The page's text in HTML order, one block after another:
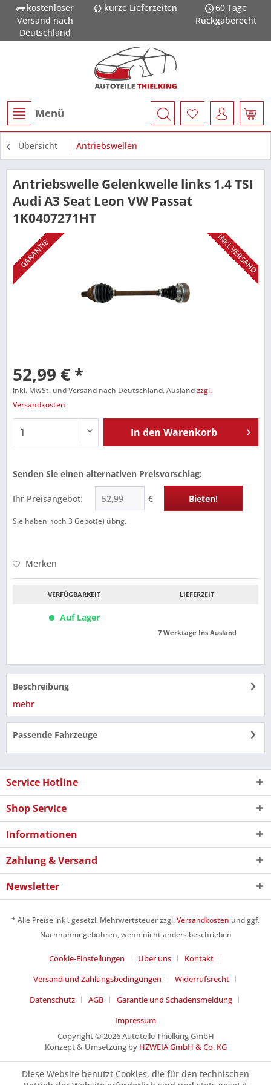
kostenloser
Versand nach
Deutschland
kurze Lieferzeiten
60 Tage
Rückgaberecht
Menü
Übersicht Antriebswellen
Antriebswelle Gelenkwelle links 1.4 TSI
Audi A3 Seat Leon VW Passat
1K0407271HT
GARANTIE INKL VERSAND
52,99 € *
inkl. MwSt. und Versand nach Deutschland. Auslandzzgl.
Versandkosten
In den Warenkorb
Senden Sie einen alternativen Preisvorschlag:
Ihr Preisangebot: € Bieten!
Sie haben noch 3Gebot(e) übrig.
Merken
VERFÜGBARKEIT
Auf Lager
LIEFERZEIT
7 Werktage Ins Ausland
Beschreibung
mehr
Passende Fahrzeuge
Service Hotline
Shop Service
Informationen
Zahlung & Versand
Newsletter
* Alle Preise inkl. gesetzl. Mehrwertsteuer zzgl.Versandkosten und ggf.
Nachnahmegebühren, wenn nicht anders beschrieben
Cookie-Einstellungen Über uns
Kontakt
Versand und Zahlungsbedingungen
Widerrufsrecht
Datenschutz
AGB
Garantie und Schadensmeldung
Impressum
Copyright © 2026 Autoteile Thielking GmbH
Konzept & Umsetzung by HZWEIA GmbH & Co. KG
Diese Website benutzt Cookies, die für den technischen